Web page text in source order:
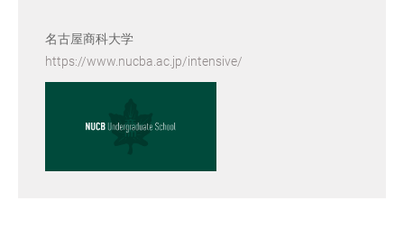
名古屋商科大学
https://www.nucba.ac.jp/intensive/